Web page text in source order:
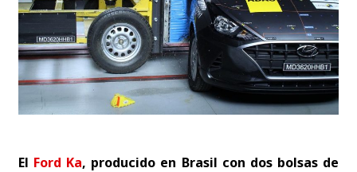
El Ford Ka, producido en Brasil con dos bolsas de